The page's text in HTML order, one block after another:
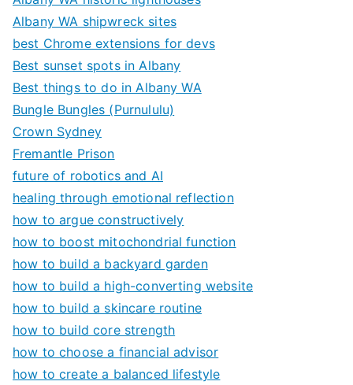
Albany WA shipwreck sites
best Chrome extensions for devs
Best sunset spots in Albany
Best things to do in Albany WA
Bungle Bungles (Purnululu)
Crown Sydney
Fremantle Prison
future of robotics and AI
healing through emotional reflection
how to argue constructively
how to boost mitochondrial function
how to build a backyard garden
how to build a high-converting website
how to build a skincare routine
how to build core strength
how to choose a financial advisor
how to create a balanced lifestyle